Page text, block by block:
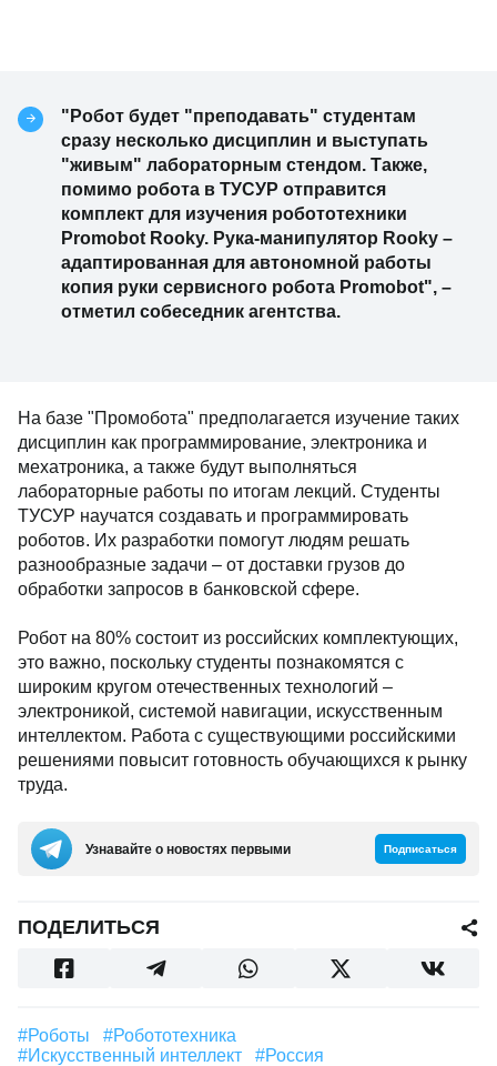
"Робот будет "преподавать" студентам
сразу несколько дисциплин и выступать
"живым" лабораторным стендом. Также,
помимо робота в ТУСУР отправится
комплект для изучения робототехники
Promobot Rooky. Рука-манипулятор Rooky –
адаптированная для автономной работы
копия руки сервисного робота Promobot", –
отметил собеседник агентства.
На базе "Промобота" предполагается изучение таких
дисциплин как программирование, электроника и
мехатроника, а также будут выполняться
лабораторные работы по итогам лекций. Студенты
ТУСУР научатся создавать и программировать
роботов. Их разработки помогут людям решать
разнообразные задачи – от доставки грузов до
обработки запросов в банковской сфере.
Робот на 80% состоит из российских комплектующих,
это важно, поскольку студенты познакомятся с
широким кругом отечественных технологий –
электроникой, системой навигации, искусственным
интеллектом. Работа с существующими российскими
решениями повысит готовность обучающихся к рынку
труда.
Узнавайте о новостях первыми Подписаться
ПОДЕЛИТЬСЯ
#роботы
#Робототехника
#искусственный интеллект
#Россия